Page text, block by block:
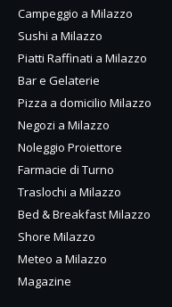
Campeggio a Milazzo
Sushi a Milazzo
Piatti Raffinati a Milazzo
Bar e Gelaterie
Pizza a domicilio Milazzo
Negozi a Milazzo
Noleggio Proiettore
Farmacie di Turno
Traslochi a Milazzo
Bed & Breakfast Milazzo
Shore Milazzo
Meteo a Milazzo
Magazine